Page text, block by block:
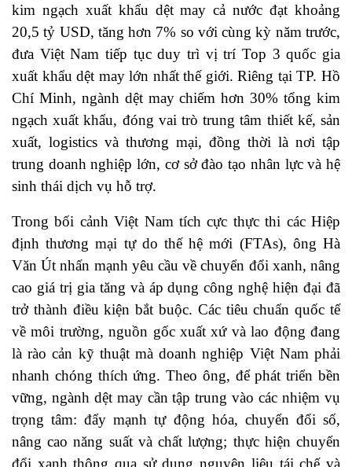
kim ngạch xuất khẩu dệt may cả nước đạt khoảng
20,5 tỷ USD, tăng hơn 7% so với cùng kỳ năm trước,
đưa Việt Nam tiếp tục duy trì vị trí Top 3 quốc gia
xuất khẩu dệt may lớn nhất thế giới. Riêng tại TP. Hồ
Chí Minh, ngành dệt may chiếm hơn 30% tổng kim
ngạch xuất khẩu, đóng vai trò trung tâm thiết kế, sản
xuất, logistics và thương mại, đồng thời là nơi tập
trung doanh nghiệp lớn, cơ sở đào tạo nhân lực và hệ
sinh thái dịch vụ hỗ trợ.
Trong bối cảnh Việt Nam tích cực thực thi các Hiệp
định thương mại tự do thế hệ mới (FTAs), ông Hà
Văn Út nhấn mạnh yêu cầu về chuyển đổi xanh, nâng
cao giá trị gia tăng và áp dụng công nghệ hiện đại đã
trở thành điều kiện bắt buộc. Các tiêu chuẩn quốc tế
về môi trường, nguồn gốc xuất xứ và lao động đang
là rào cản kỹ thuật mà doanh nghiệp Việt Nam phải
nhanh chóng thích ứng. Theo ông, để phát triển bền
vững, ngành dệt may cần tập trung vào các nhiệm vụ
trọng tâm: đẩy mạnh tự động hóa, chuyển đổi số,
nâng cao năng suất và chất lượng; thực hiện chuyển